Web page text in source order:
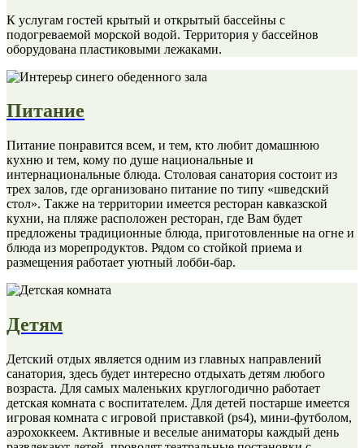
К услугам гостей крытый и открытый бассейны с
подогреваемой морской водой. Территория у бассейнов
оборудована пластиковыми лежаками.
Питание
Питание понравится всем, и тем, кто любит домашнюю
кухню и тем, кому по душе национальные и
интернациональные блюда. Столовая санатория состоит из
трех залов, где организовано питание по типу «шведский
стол». Также на территории имеется ресторан кавказской
кухни, на пляже расположен ресторан, где Вам будет
предложены традиционные блюда, приготовленные на огне и
блюда из морепродуктов. Рядом со стойкой приема и
размещения работает уютный лобби-бар.
Детям
Детский отдых является одним из главных направлений
санатория, здесь будет интересно отдыхать детям любого
возраста. Для самых маленьких круглогодично работает
детская комната с воспитателем. Для детей постарше имеется
игровая комната с игровой приставкой (ps4), мини-футболом,
аэрохоккеем. Активные и веселые аниматоры каждый день